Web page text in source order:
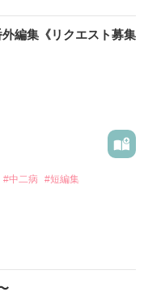
編集《リクエスト募集
#中二病 #短編集
何でもやってしまお